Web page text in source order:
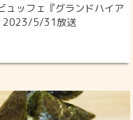
ュッフェ『グランドハイア
2023/5/31放送